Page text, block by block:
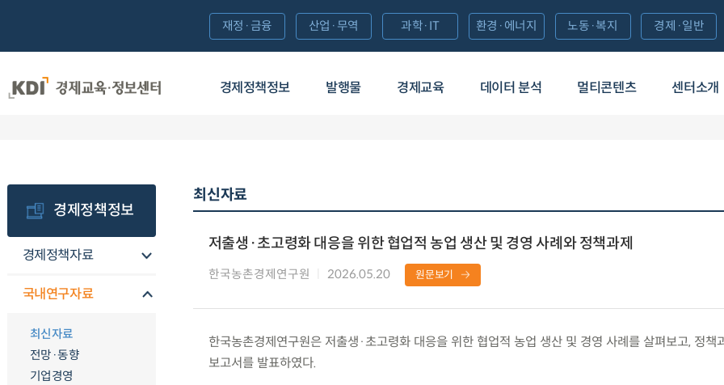
경제정책정보 발행물 경제교육 데이터 분석 멀티콘텐츠 센터소개
재정·금융 산업·무역 과학·IT 환경·에너지 노동·복지 경제·일반
경제정책정보
경제정책자료
국내연구자료
최신자료
전망·동향
기업경영
최신자료
저출생·초고령화 대응을 위한 협업적 농업 생산 및 경영 사례와 정책과제
한국농촌경제연구원 2026.05.20 원문보기
한국농촌경제연구원은 저출생·초고령화 대응을 위한 협업적 농업 생산 및 경영 사례를 살펴보고, 정책
보고서를 발표하였다.